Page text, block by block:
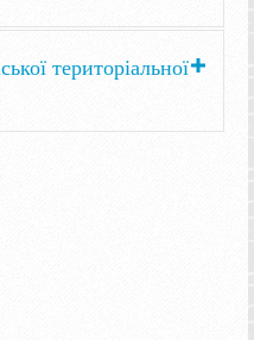
територіальної